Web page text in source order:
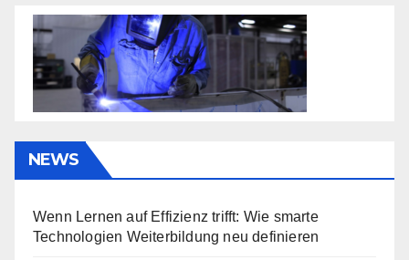
NEWS
Wenn Lernen auf Effizienz trifft: Wie smarte
Technologien Weiterbildung neu definieren